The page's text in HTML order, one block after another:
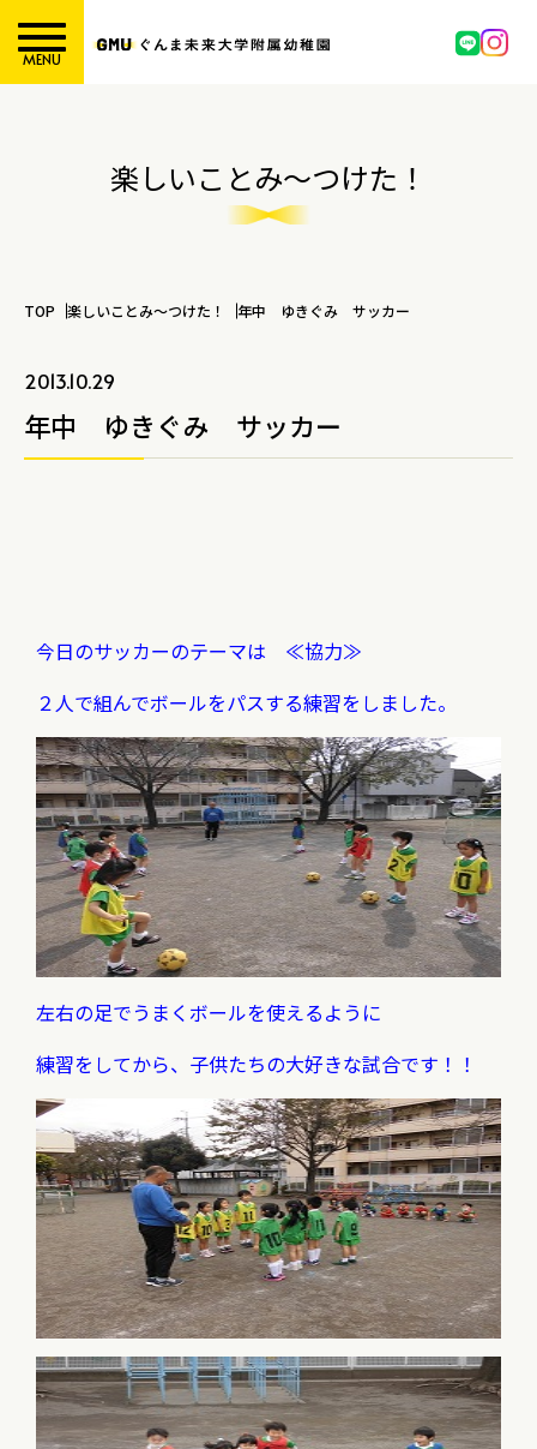
MENU
楽しいことみ～つけた！
TOP 楽しいことみ～つけた！ 年中 ゆきぐみ サッカー
2013.10.29
年中 ゆきぐみ サッカー
今日のサッカーのテーマは ≪協力≫
２人で組んでボールをパスする練習をしました。
左右の足でうまくボールを使えるように
練習をしてから、 子供たちの大好きな試合です！！